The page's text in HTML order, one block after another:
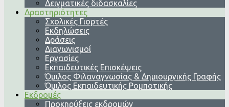
Δειγματικές διδασκαλίες
Δραστηριότητες
Σχολικές Γιορτές
Εκδηλώσεις
Δράσεις
Διαγωνισμοί
Εργασίες
Εκπαιδευτικές Επισκέψεις
Όμιλος Φιλαναγνωσίας & Δημιουργικής Γραφής
Όμιλος Εκπαιδευτικής Ρομποτικής
Εκδρομές
Προκηρύξεις εκδρομών